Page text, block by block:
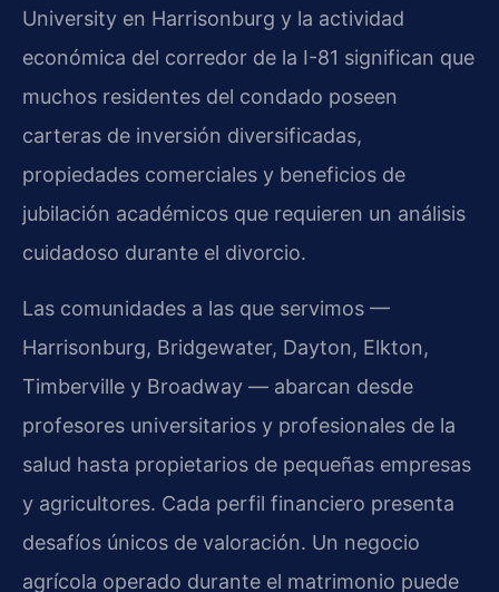
University en Harrisonburg y la actividad
económica del corredor de la I-81 significan que
muchos residentes del condado poseen
carteras de inversión diversificadas,
propiedades comerciales y beneficios de
jubilación académicos que requieren un análisis
cuidadoso durante el divorcio.
Las comunidades a las que servimos —
Harrisonburg, Bridgewater, Dayton, Elkton,
Timberville y Broadway — abarcan desde
profesores universitarios y profesionales de la
salud hasta propietarios de pequeñas empresas
y agricultores. Cada perfil financiero presenta
desafíos únicos de valoración. Un negocio
agrícola operado durante el matrimonio puede